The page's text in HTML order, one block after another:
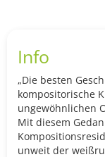
Info
„Die besten
kompositorische
ungewöhnlichen
Mit diesem
unweit der